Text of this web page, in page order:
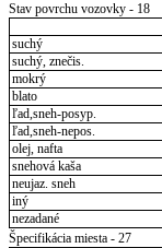
Stav povrchu vozovky - 18
suchý
suchý, znečis.
mokrý
blato
ľad,sneh-posyp.
ľad,sneh-nepos.
olej, nafta
snehová kaša
neujaz. sneh
iný
nezadané
Špecifikácia miesta - 27